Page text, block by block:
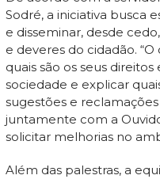
Sodré, a iniciativa busca
e disseminar, desde
e deveres do cidadão.
quais são os seus
sociedade e explicar
sugestões e
juntamente com a
solicitar melhorias no
Além das palestras, a